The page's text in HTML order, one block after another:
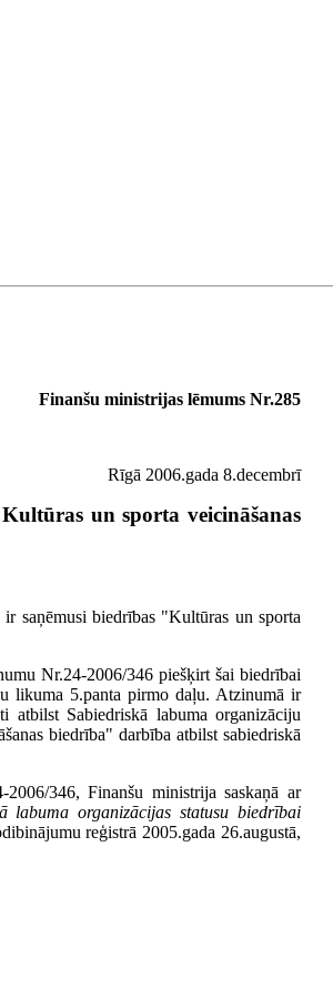
Finanšu ministrijas lēmums Nr.285
Rīgā 2006.gada 8.decembrī
un sporta veicināšanas
saņēmusi biedrības "Kultūras un sporta
Nr.24-2006/346 piešķirt šai biedrībai
likuma 5.panta pirmo daļu. Atzinumā ir
atbilst Sabiedriskā labuma organizāciju
biedrība" darbība atbilst sabiedriskā
346, Finanšu ministrija saskaņā ar
labuma organizācijas statusu biedrībai
reģistrā 2005.gada 26.augustā,